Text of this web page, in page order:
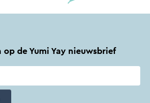
op de Yumi Yay nieuwsbrief